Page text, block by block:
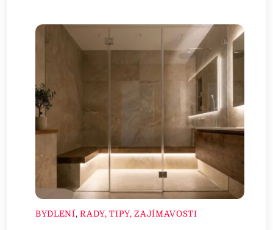
BYDLENÍ,RADY, TIPY, ZAJÍMAVOSTI